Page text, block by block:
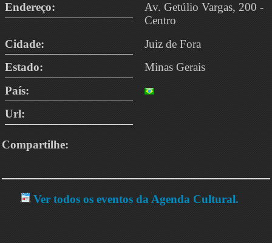
Endereço:
Av. Getúlio Vargas, 200 -
Centro
Cidade:
Juiz de Fora
Estado:
Minas Gerais
País:
Url:
Compartilhe:
Ver todos os eventos da Agenda Cultural.